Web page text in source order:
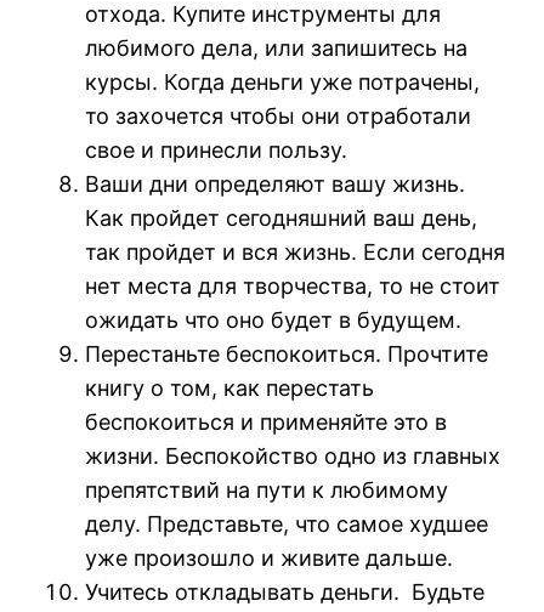
отхода. Купите инструменты для
любимого дела, или запишитесь на
курсы. Когда деньги уже потрачены,
то захочется чтобы они отработали
свое и принесли пользу.
Ваши дни определяют вашу жизнь.
Как пройдет сегодняшний ваш день,
так пройдет и вся жизнь. Если сегодня
нет места для творчества, то не стоит
ожидать что оно будет в будущем.
Перестаньте беспокоиться. Прочтите
книгу о том, как перестать
беспокоиться и применяйте это в
жизни. Беспокойство одно из главных
препятствий на пути к любимому
делу. Представьте, что самое худшее
уже произошло и живите дальше.
Учитесь откладывать деньги. Будьте